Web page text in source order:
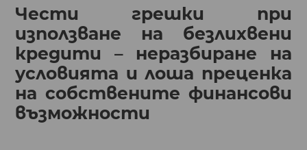
Чести грешки при
използване на безлихвени
кредити – неразбиране на
условията и лоша преценка
на собствените финансови
възможности